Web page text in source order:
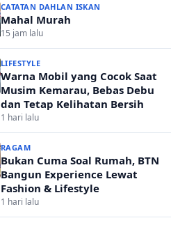
CATATAN DAHLAN ISKAN
Mahal Murah
15 jam lalu
LIFESTYLE
Warna Mobil yang Cocok Saat
Musim Kemarau, Bebas Debu
dan Tetap Kelihatan Bersih
1 hari lalu
RAGAM
Bukan Cuma Soal Rumah, BTN
Bangun Experience Lewat
Fashion & Lifestyle
1 hari lalu